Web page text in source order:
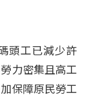
頭工已減少許
力密集且高工
保障原民勞工